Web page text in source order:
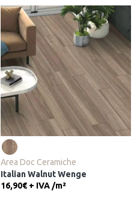
Area Doc Ceramiche
Italian Walnut Wenge
16,90€ + IVA /m²